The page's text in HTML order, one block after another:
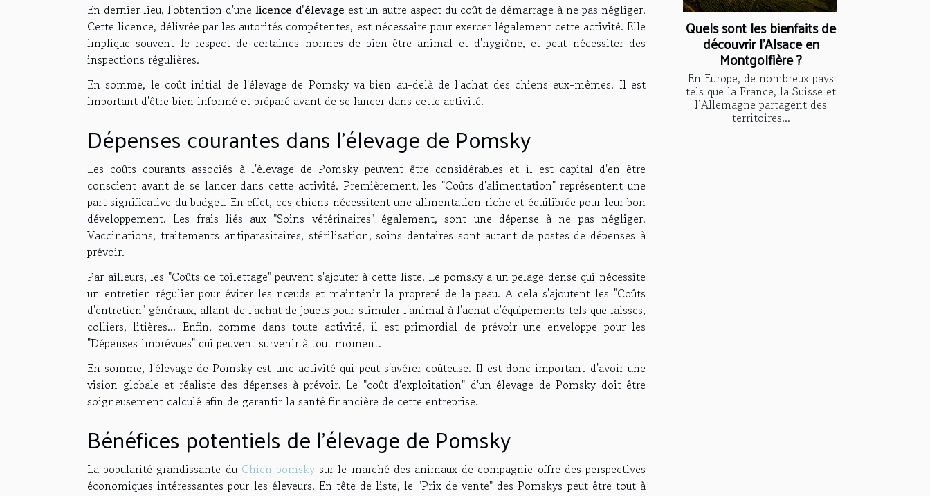
En dernier lieu, l'obtention d'une licence d'élevage est un autre aspect du coût de démarrage à ne pas négliger.
Cette licence, délivrée par les autorités compétentes, est nécessaire pour exercer légalement cette activité. Elle
implique souvent le respect de certaines normes de bien-être animal et d'hygiène, et peut nécessiter des
inspections régulières.
En somme, le coût initial de l'élevage de Pomsky va bien au-delà de l'achat des chiens eux-mêmes. Il est
important d'être bien informé et préparé avant de se lancer dans cette activité.
Dépenses courantes dans l'élevage de Pomsky
Les coûts courants associés à l'élevage de Pomsky peuvent être considérables et il est capital d'en être
conscient avant de se lancer dans cette activité. Premièrement, les "Coûts d'alimentation" représentent une
part significative du budget. En effet, ces chiens nécessitent une alimentation riche et équilibrée pour leur bon
développement. Les frais liés aux "Soins vétérinaires" également, sont une dépense à ne pas négliger.
Vaccinations, traitements antiparasitaires, stérilisation, soins dentaires sont autant de postes de dépenses à
prévoir.
Par ailleurs, les "Coûts de toilettage" peuvent s'ajouter à cette liste. Le pomsky a un pelage dense qui nécessite
un entretien régulier pour éviter les nœuds et maintenir la propreté de la peau. A cela s'ajoutent les "Coûts
d'entretien" généraux, allant de l'achat de jouets pour stimuler l'animal à l'achat d'équipements tels que laisses,
colliers, litières... Enfin, comme dans toute activité, il est primordial de prévoir une enveloppe pour les
"Dépenses imprévues" qui peuvent survenir à tout moment.
En somme, l'élevage de Pomsky est une activité qui peut s'avérer coûteuse. Il est donc important d'avoir une
vision globale et réaliste des dépenses à prévoir. Le "coût d'exploitation" d'un élevage de Pomsky doit être
soigneusement calculé afin de garantir la santé financière de cette entreprise.
Bénéfices potentiels de l'élevage de Pomsky
La popularité grandissante du Chien pomsky sur le marché des animaux de compagnie offre des perspectives
économiques intéressantes pour les éleveurs. En tête de liste, le "Prix de vente" des Pomskys peut être tout à
Quels sont les bienfaits de
découvrir l’Alsace en
Montgolfière ?
En Europe, de nombreux pays
tels que la France, la Suisse et
l’Allemagne partagent des
territoires...